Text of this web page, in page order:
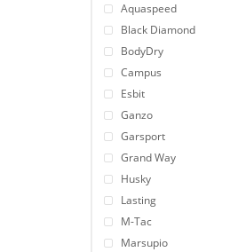
Aquaspeed
Black Diamond
BodyDry
Campus
Esbit
Ganzo
Garsport
Grand Way
Husky
Lasting
M-Tac
Marsupio